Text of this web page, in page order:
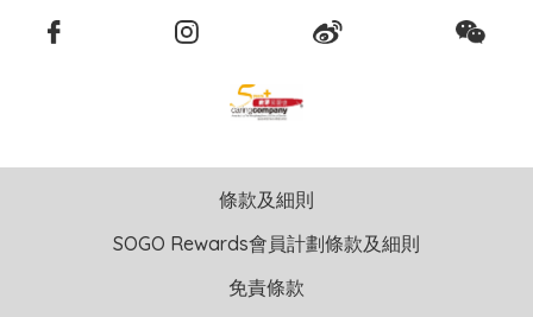
條款及細則
SOGO Rewards會員計劃條款及細則
免責條款